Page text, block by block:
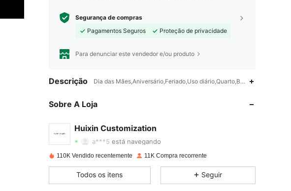
Segurança de compras
Pagamentos Seguros
Proteção de privacidade
Para denunciar este vendedor e/ou produto
Descrição Dia das Mães,Aniversário,Feriado,Uso diário,Quarto,Banheiro
Sobre A Loja
Huixin Customization
4,62 1K 2.3K
4,62
4,62 1K
a***5 está navegando
4,62
110K Vendido recentemente 11K Compra recorrente
Todos os itens Seguir